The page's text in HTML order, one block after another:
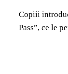
Copiii
Pass”, ce le